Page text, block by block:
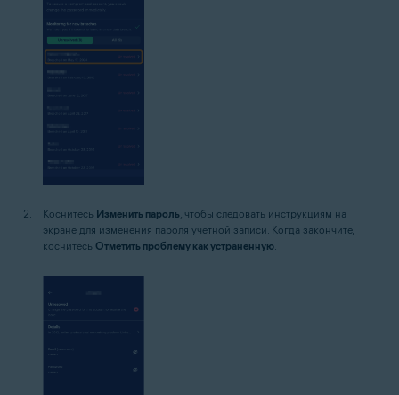
Коснитесь Изменить пароль , чтобы следовать инструкциям на
экране для изменения пароля учетной записи. Когда закончите,
коснитесь Отметить проблему как устраненную